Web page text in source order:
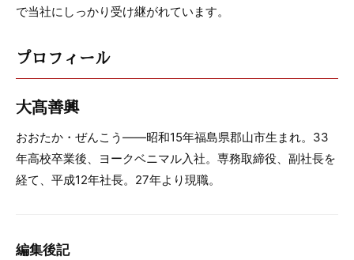
で当社にしっかり受け継がれています。
プロフィール
大髙善興
おおたか・ぜんこう――昭和15年福島県郡山市生まれ。33
年高校卒業後、ヨークベニマル入社。専務取締役、副社長を
経て、平成12年社長。27年より現職。
編集後記